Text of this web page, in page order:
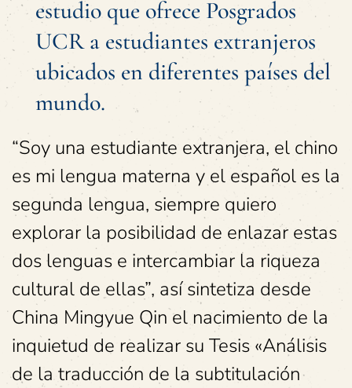
estudio que ofrece Posgrados
UCR a estudiantes extranjeros
ubicados en diferentes países del
mundo.
“Soy una estudiante extranjera, el chino
es mi lengua materna y el español es la
segunda lengua, siempre quiero
explorar la posibilidad de enlazar estas
dos lenguas e intercambiar la riqueza
cultural de ellas”, así sintetiza desde
China Mingyue Qin el nacimiento de la
inquietud de realizar su Tesis «Análisis
de la traducción de la subtitulación